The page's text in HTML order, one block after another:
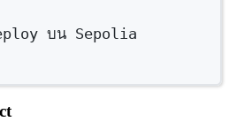
บน Sepolia